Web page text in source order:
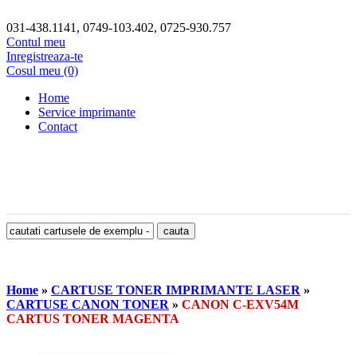
031-438.1141, 0749-103.402, 0725-930.757
Contul meu
Inregistreaza-te
Cosul meu (0)
Home
Service imprimante
Contact
Home » CARTUSE TONER IMPRIMANTE LASER »
CARTUSE CANON TONER » CANON C-EXV54M
CARTUS TONER MAGENTA